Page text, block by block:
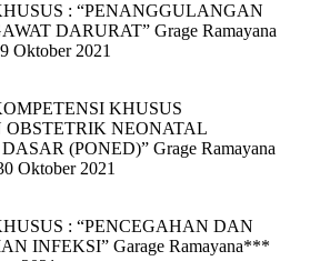
: “PENANGGULANGAN
DARURAT” Grage Ramayana
Oktober 2021
KHUSUS
OBSTETRIK NEONATAL
(PONED)” Grage Ramayana
Oktober 2021
: “PENCEGAHAN DAN
INFEKSI” Garage Ramayana***